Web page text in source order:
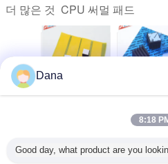
더 많은 것 CPU 써멀 패드
서 AI 서
탁월한
루션용 3.0W/Mk
급을 위한 높
격보충 패드
패드 파란색
Dana
8:18
Good day, what product are you